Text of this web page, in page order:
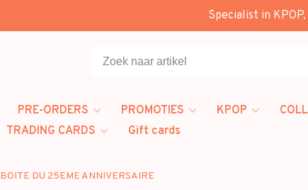
Specialist in
PRE-ORDERS PROMOTIES KPOP
TRADING CARDS Gift cards
BOITE DU 25EME ANNIVERSAIRE